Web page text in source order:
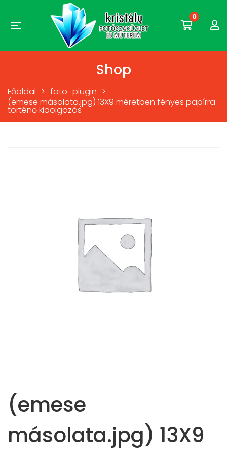
0
Shop
Főoldal > foto_plugin >
(emese másolata.jpg) 13X9 méretben fényes papírra
történő kidolgozás
(emese
másolata.jpg) 13X9